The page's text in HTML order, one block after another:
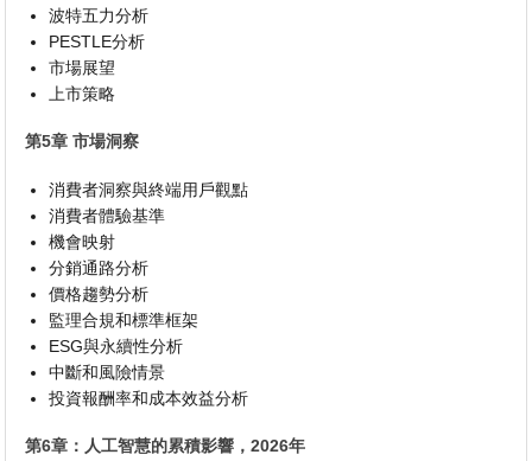
波特五力分析
PESTLE分析
市場展望
上市策略
第5章 市場洞察
消費者洞察與終端用戶觀點
消費者體驗基準
機會映射
分銷通路分析
價格趨勢分析
監理合規和標準框架
ESG與永續性分析
中斷和風險情景
投資報酬率和成本效益分析
第6章：人工智慧的累積影響，2026年